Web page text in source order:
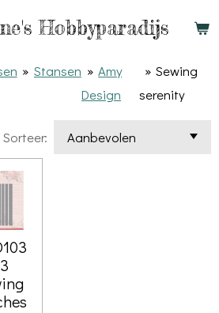
Hobbyparadijs
» Stansen » Amy
Design
» Sewing
serenity
Sorteer: